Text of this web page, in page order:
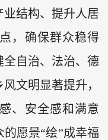
结构、提升人居
，确保群众稳得
自治、法治、德
文明显著提升，
、安全感和满意
愿景“绘”成幸福